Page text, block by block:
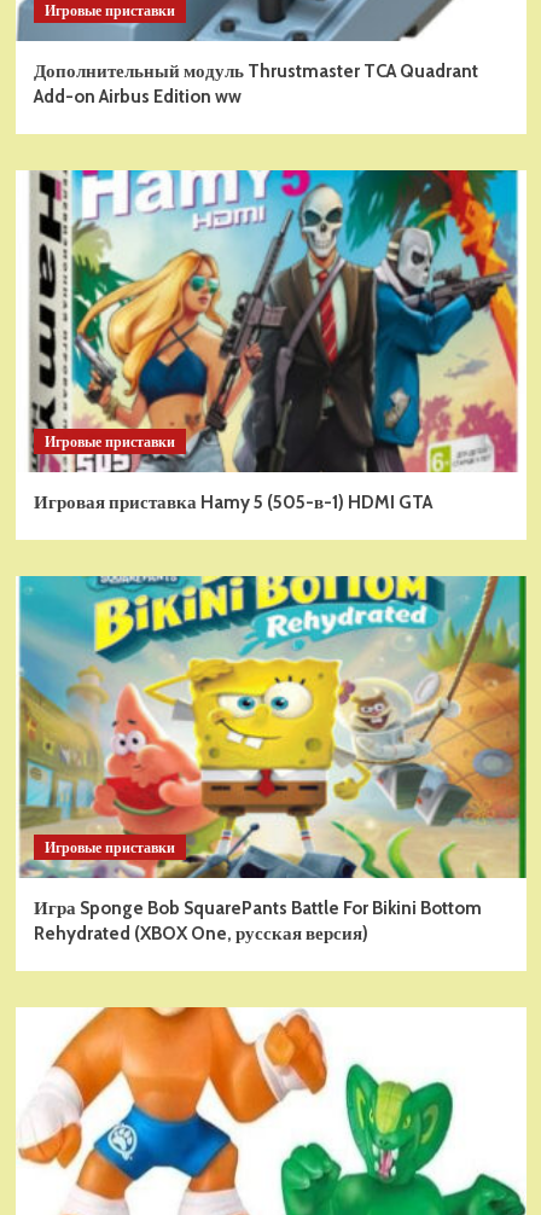
Игровые приставки
Дополнительный модуль Thrustmaster TCA Quadrant
Add-on Airbus Edition ww
Игровые приставки
Игровая приставка Hamy 5 (505-в-1) HDMI GTA
Игровые приставки
Игра Sponge Bob SquarePants Battle For Bikini Bottom
Rehydrated (XBOX One, русская версия)